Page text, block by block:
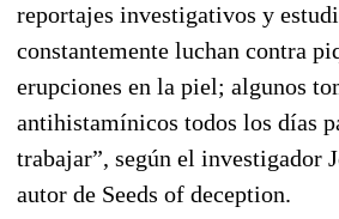
reportajes investigativos y
constantemente luchan contra
erupciones en la piel; algunos
antihistamínicos todos los días
trabajar”, según el investigador
autor de Seeds of deception.